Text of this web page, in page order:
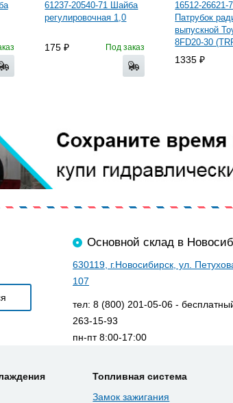
61237-20540-71 Шайба
регулировочная 1,0
175 Под заказ
16512-26621-
Патрубок
выпускной
8FD20-30
1335
Основной склад в
630119, г.Новосибирск, ул.
107
тел: 8 (800) 201-05-06 -
263-15-93
пн-пт 8:00-17:00
Топливная система
Замок зажигания